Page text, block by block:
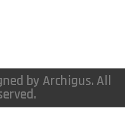
by Archigus. All